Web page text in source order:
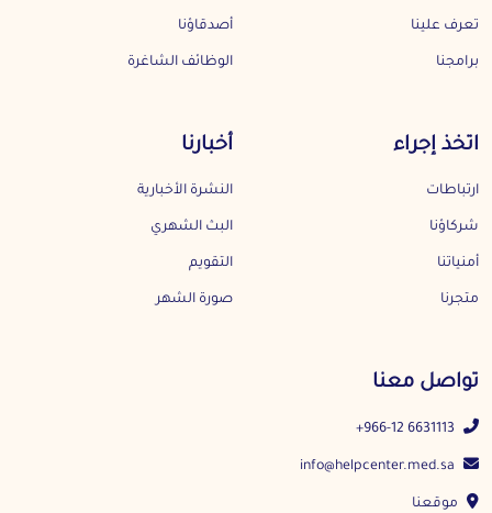
تعرف علينا
برامجنا
أصدقاؤنا
الوظائف الشاغرة
اتخذ إجراء
ارتباطات
شركاؤنا
أمنياتنا
متجرنا
أخبارنا
النشرة الأخبارية
البث الشهري
التقويم
صورة الشهر
تواصل معنا
+966-12 6631113
موقعنا